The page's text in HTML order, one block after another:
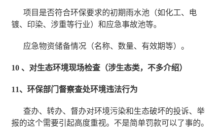
项目是否符合环保要求的初期雨水池（如化工、电
镀、印染、涉重等行业）和应急事故池等。
应急物资储备情况（名称、数量、有效期等）。
10 、对生态环境现场检査（涉生态类，不多介绍）
11、环保部门督察查处环境违法行为
查办、转办、督办对环境污染和生态破坏的投诉、举
报的这个需要引起高度重视。不是简单罚款可以了事的。